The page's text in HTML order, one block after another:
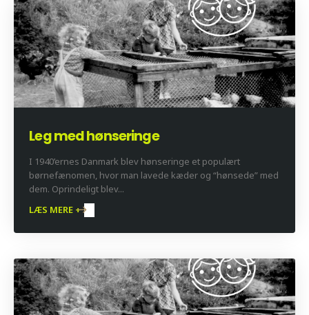
Leg med hønseringe
I 1940’ernes Danmark blev hønseringe et populært
børnefænomen, hvor man lavede kæder og “hønsede” med
dem. Oprindeligt blev...
LÆS MERE +